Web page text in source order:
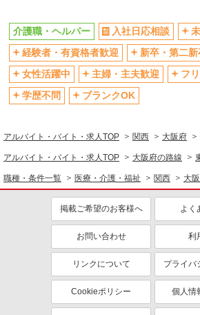
残業少なめ（月20h未満）
交通費支
社会保険あり
産休・育
退職金・財形貯蓄制度あり
各種手当
ティブな
制服貸与
同じ職種から求人を探す
介護職・ヘルパー
同じ特徴から求人を探す
ミドル（
ボーナス・賞与あり
車通勤OK
交通費支給
社会保険
産休・育休取得実績あり
介護職・ヘルパー 入社日応相談
経験者・有資格者歓迎
新卒・第二新
女性活躍中
主婦・主夫歓迎
フ
学歴不問
ブランクOK
アルバイト・バイト・求人TOP 関西 大阪府
アルバイト・バイト・求人TOP 大阪府の路線
職種・条件一覧 医療・介護・福祉 関西 大
掲載ご希望のお客様へ よく
お問い合わせ 利
リンクについて プライバ
Cookieポリシー 個人情